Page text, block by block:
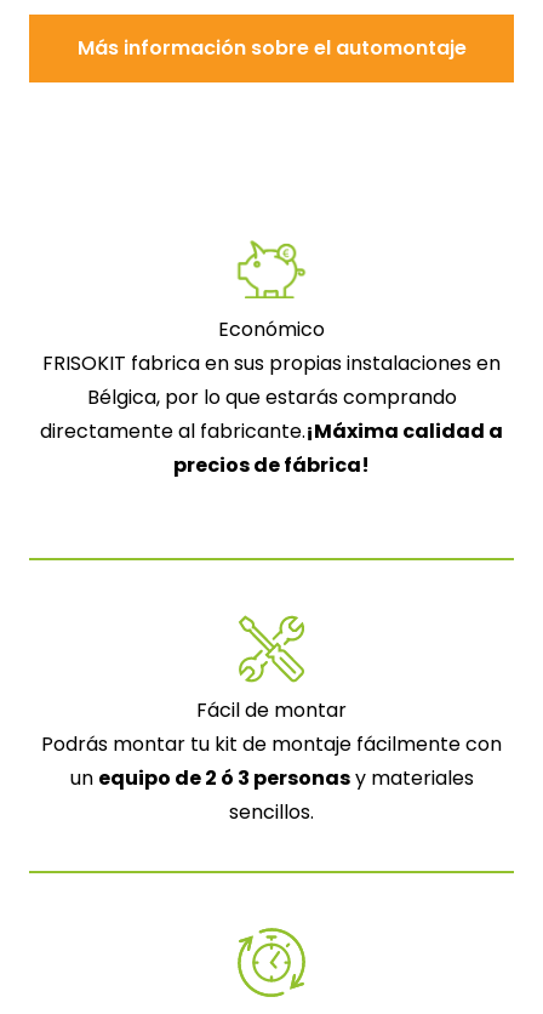
Más información sobre el
Más información sobre el automontaje
Económico
FRISOKIT fabrica en sus propias instalaciones en
Bélgica, por lo que estarás comprando
directamente al fabricante.¡Máxima calidad a
precios de fábrica!
Fácil de montar
Podrás montar tu kit de montaje fácilmente con
un equipo de 2 ó 3 personasy materiales
sencillos.